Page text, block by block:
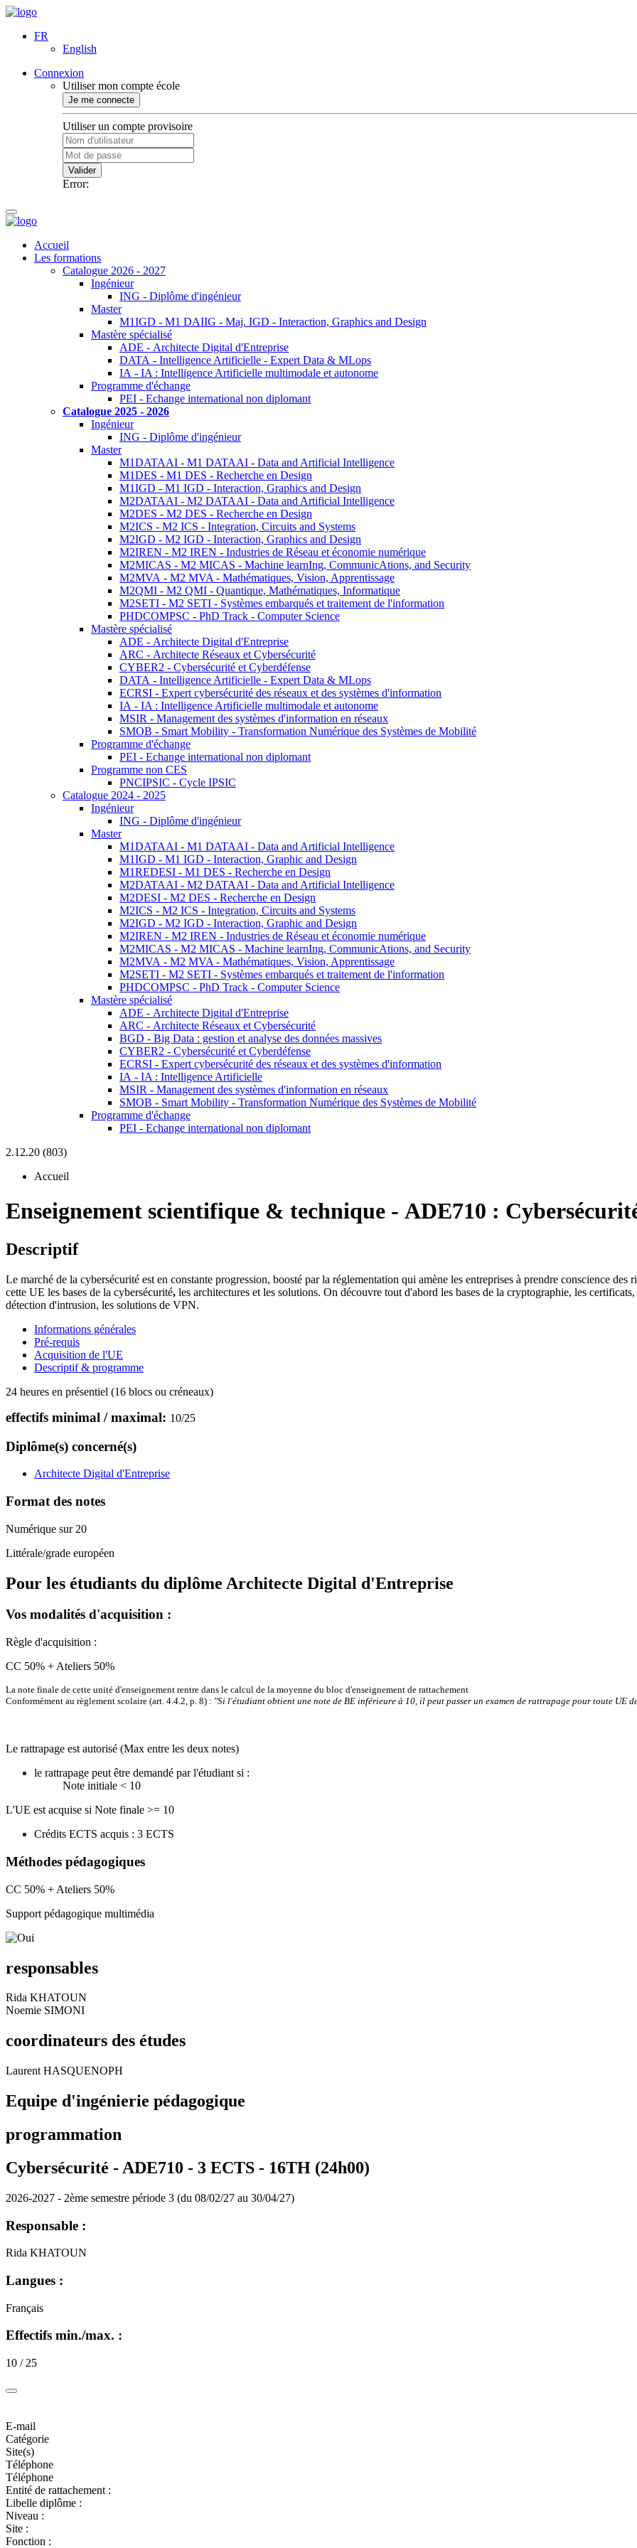
FR
English
Connexion
Utiliser mon compte école
Je me connecte
Utiliser un compte provisoire
Valider
Error:
Accueil
Les formations
Catalogue 2026 - 2027
Ingénieur
ING - Diplôme d'ingénieur
Master
M1IGD - M1 DAIIG - Maj. IGD - Interaction, Graphics and Design
Mastère spécialisé
ADE - Architecte Digital d'Entreprise
DATA - Intelligence Artificielle - Expert Data & MLops
IA - IA : Intelligence Artificielle multimodale et autonome
Programme d'échange
PEI - Echange international non diplomant
Catalogue 2025 - 2026
Ingénieur
ING - Diplôme d'ingénieur
Master
M1DATAAI - M1 DATAAI - Data and Artificial Intelligence
M1DES - M1 DES - Recherche en Design
M1IGD - M1 IGD - Interaction, Graphics and Design
M2DATAAI - M2 DATAAI - Data and Artificial Intelligence
M2DES - M2 DES - Recherche en Design
M2ICS - M2 ICS - Integration, Circuits and Systems
M2IGD - M2 IGD - Interaction, Graphics and Design
M2IREN - M2 IREN - Industries de Réseau et économie numérique
M2MICAS - M2 MICAS - Machine learnIng, CommunicAtions, and Security
M2MVA - M2 MVA - Mathématiques, Vision, Apprentissage
M2QMI - M2 QMI - Quantique, Mathématiques, Informatique
M2SETI - M2 SETI - Systèmes embarqués et traitement de l'information
PHDCOMPSC - PhD Track - Computer Science
Mastère spécialisé
ADE - Architecte Digital d'Entreprise
ARC - Architecte Réseaux et Cybersécurité
CYBER2 - Cybersécurité et Cyberdéfense
DATA - Intelligence Artificielle - Expert Data & MLops
ECRSI - Expert cybersécurité des réseaux et des systèmes d'information
IA - IA : Intelligence Artificielle multimodale et autonome
MSIR - Management des systèmes d'information en réseaux
SMOB - Smart Mobility - Transformation Numérique des Systèmes de Mobilité
Programme d'échange
PEI - Echange international non diplomant
Programme non CES
PNCIPSIC - Cycle IPSIC
Catalogue 2024 - 2025
Ingénieur
ING - Diplôme d'ingénieur
Master
M1DATAAI - M1 DATAAI - Data and Artificial Intelligence
M1IGD - M1 IGD - Interaction, Graphic and Design
M1REDESI - M1 DES - Recherche en Design
M2DATAAI - M2 DATAAI - Data and Artificial Intelligence
M2DESI - M2 DES - Recherche en Design
M2ICS - M2 ICS - Integration, Circuits and Systems
M2IGD - M2 IGD - Interaction, Graphic and Design
M2IREN - M2 IREN - Industries de Réseau et économie numérique
M2MICAS - M2 MICAS - Machine learnIng, CommunicAtions, and Security
M2MVA - M2 MVA - Mathématiques, Vision, Apprentissage
M2SETI - M2 SETI - Systèmes embarqués et traitement de l'information
PHDCOMPSC - PhD Track - Computer Science
Mastère spécialisé
ADE - Architecte Digital d'Entreprise
ARC - Architecte Réseaux et Cybersécurité
BGD - Big Data : gestion et analyse des données massives
CYBER2 - Cybersécurité et Cyberdéfense
ECRSI - Expert cybersécurité des réseaux et des systèmes d'information
IA - IA : Intelligence Artificielle
MSIR - Management des systèmes d'information en réseaux
SMOB - Smart Mobility - Transformation Numérique des Systèmes de Mobilité
Programme d'échange
PEI - Echange international non diplomant
2.12.20 (803)
Accueil
Enseignement scientifique & technique - ADE710 :
Descriptif
Le marché de la cybersécurité est en constante progression, boosté par la réglementation qui amène les entreprises à prendre conscience
cette UE les bases de la cybersécurité, les architectures et les solutions. On découvre tout d'abord les bases de la cryptographie, les
détection d'intrusion, les solutions de VPN.
Informations générales
Pré-requis
Acquisition de l'UE
Descriptif & programme
24 heures en présentiel (16 blocs ou créneaux)
effectifs minimal / maximal: 10/25
Diplôme(s) concerné(s)
Architecte Digital d'Entreprise
Format des notes
Numérique sur 20
Littérale/grade européen
Pour les étudiants du diplôme Architecte Digital d'Entreprise
Vos modalités d'acquisition :
Règle d'acquisition :
CC 50% + Ateliers 50%
La note finale de cette unité d'enseignement rentre dans le calcul de la moyenne du bloc d'enseignement de rattachement
Conformément au règlement scolaire (art. 4.4.2, p. 8) : "Si l'étudiant obtient une note de BE inférieure à 10, il peut passer un examen de rattrapage pour toute UE
Le rattrapage est autorisé (Max entre les deux notes)
le rattrapage peut être demandé par l'étudiant si :
Note initiale < 10
L'UE est acquise si Note finale >= 10
Crédits ECTS acquis : 3 ECTS
Méthodes pédagogiques
CC 50% + Ateliers 50%
Support pédagogique multimédia
responsables
Rida KHATOUN
Noemie SIMONI
coordinateurs des études
Laurent HASQUENOPH
Equipe d'ingénierie pédagogique
programmation
Cybersécurité - ADE710 - 3 ECTS - 16TH (24h00)
2026-2027 - 2ème semestre période 3 (du 08/02/27 au 30/04/27)
Responsable :
Rida KHATOUN
Langues :
Français
Effectifs min./max. :
10 / 25
E-mail
Catégorie
Site(s)
Téléphone
Téléphone
Entité de rattachement :
Libelle diplôme :
Niveau :
Site :
Fonction :